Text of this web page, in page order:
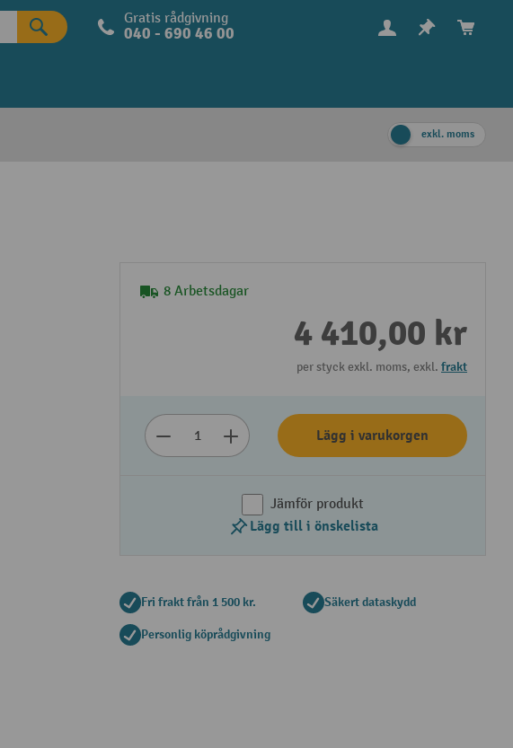
Gratis rådgivning
040 - 690 46 00
exkl. moms
8 Arbetsdagar
4 410,00 kr
per styck exkl. moms, exkl. frakt
Lägg i varukorgen
Jämför produkt
Lägg till i önskelista
Fri frakt från 1 500 kr. Säkert dataskydd
Personlig köprådgivning